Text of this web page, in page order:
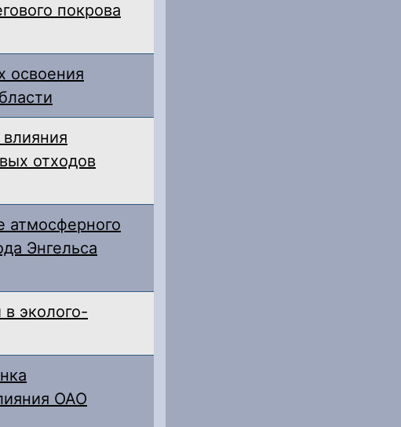
покрова
освоения
отходов
атмосферного
Энгельса
эколого-
ОАО